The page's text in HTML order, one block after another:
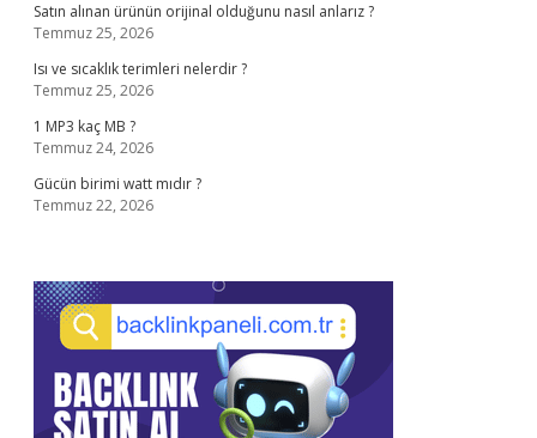
Satın alınan ürünün orijinal olduğunu nasıl anlarız ?
Temmuz 25, 2026
Isı ve sıcaklık terimleri nelerdir ?
Temmuz 25, 2026
1 MP3 kaç MB ?
Temmuz 24, 2026
Gücün birimi watt mıdır ?
Temmuz 22, 2026